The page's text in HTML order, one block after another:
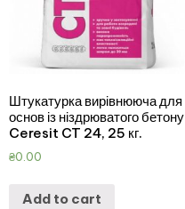
Штукатурка вирівнююча для
основ із ніздрюватого бетону
Ceresit CT 24, 25 кг.
₴0.00
Add to cart